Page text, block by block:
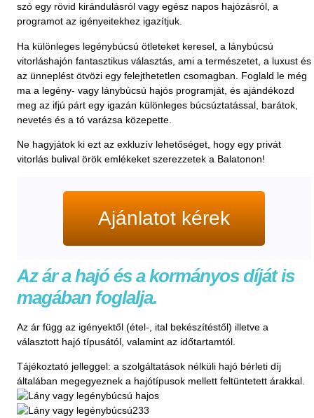
szó egy rövid kirándulásról vagy egész napos hajózásról, a
programot az igényeitekhez igazítjuk.
Ha különleges legénybúcsú ötleteket keresel, a lánybúcsú
vitorláshajón fantasztikus választás, ami a természetet, a luxust és
az ünneplést ötvözi egy felejthetetlen csomagban. Foglald le még
ma a legény- vagy lánybúcsú hajós programját, és ajándékozd
meg az ifjú párt egy igazán különleges búcsúztatással, barátok,
nevetés és a tó varázsa közepette.
Ne hagyjátok ki ezt az exkluzív lehetőséget, hogy egy privát
vitorlás bulival örök emlékeket szerezzetek a Balatonon!
Ajánlatot kérek
Az ár a hajó és a kormányos díját is
magában foglalja.
Az ár függ az igényektől (étel-, ital bekészítéstől) illetve a
választott hajó típusától, valamint az időtartamtól.
Tájékoztató jelleggel: a szolgáltatások nélküli hajó bérleti díj
általában megegyeznek a hajótípusok mellett feltüntetett árakkal.